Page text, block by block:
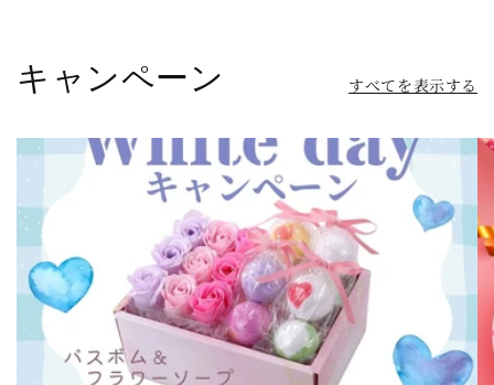
キャンペーン すべてを表示する